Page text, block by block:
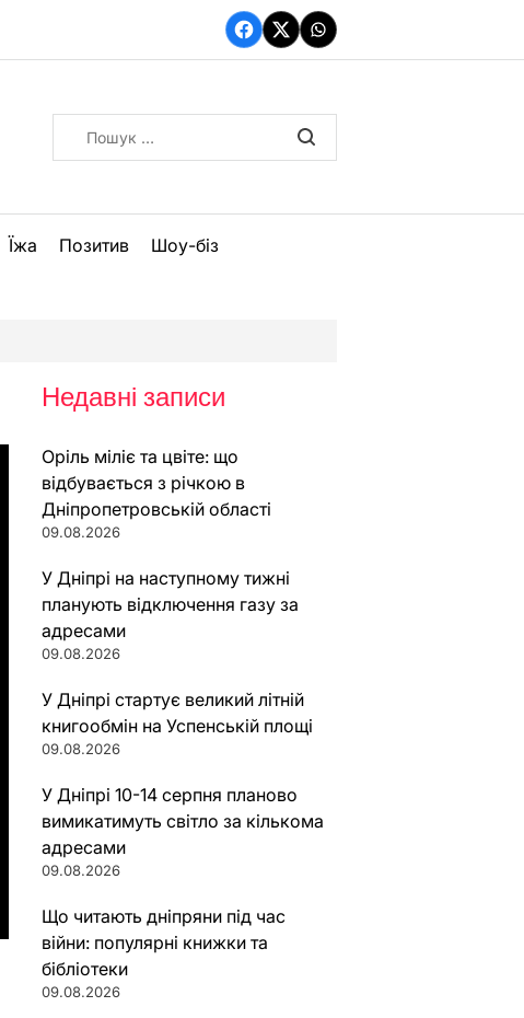
Facebook
TwitterWhatsApp
Їжа Позитив Шоу-біз
Недавні записи
Оріль міліє та цвіте: що
відбувається з річкою в
Дніпропетровській області
09.08.2026
У Дніпрі на наступному тижні
планують відключення газу за
адресами
09.08.2026
У Дніпрі стартує великий літній
книгообмін на Успенській площі
09.08.2026
У Дніпрі 10-14 серпня планово
вимикатимуть світло за кількома
адресами
09.08.2026
Що читають дніпряни під час
війни: популярні книжки та
бібліотеки
09.08.2026